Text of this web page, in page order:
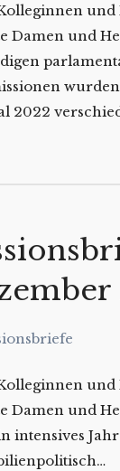
und
Damen und
2022
und
Damen und
intensives